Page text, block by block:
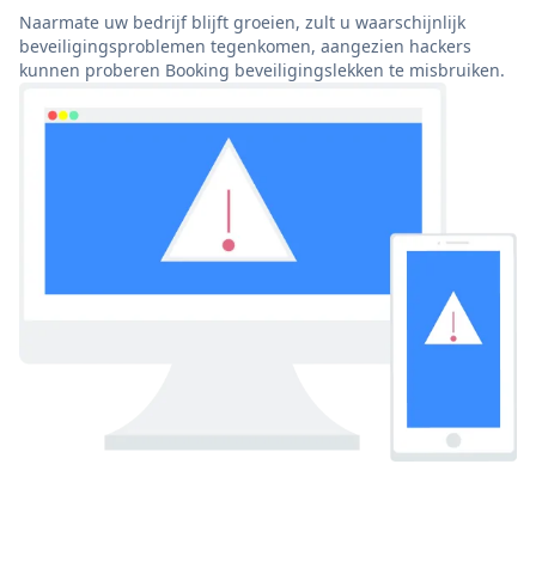
Naarmate uw bedrijf blijft groeien, zult u waarschijnlijk
beveiligingsproblemen tegenkomen, aangezien hackers
kunnen proberen Booking beveiligingslekken te misbruiken.